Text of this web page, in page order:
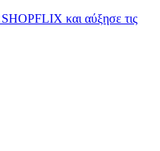
και αύξησε τις